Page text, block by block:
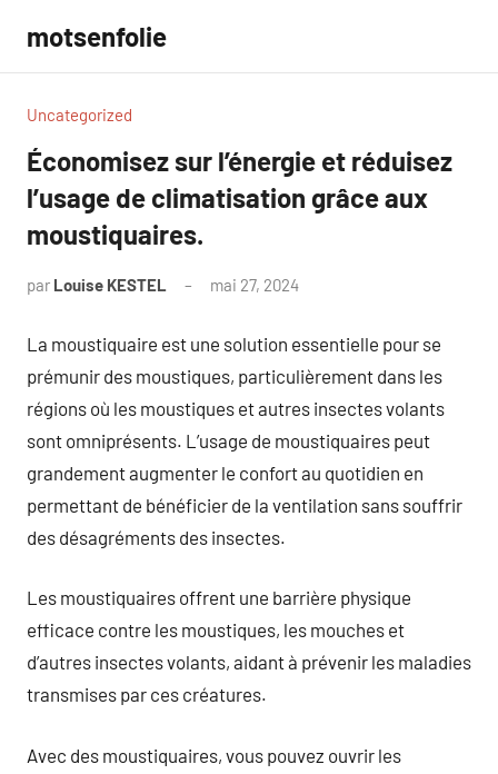
contenu
motsenfolie
Uncategorized
Économisez sur l’énergie et réduisez
l’usage de climatisation grâce aux
moustiquaires.
par Louise KESTEL mai 27, 2024
La moustiquaire est une solution essentielle pour se
prémunir des moustiques, particulièrement dans les
régions où les moustiques et autres insectes volants
sont omniprésents. L’usage de moustiquaires peut
grandement augmenter le confort au quotidien en
permettant de bénéficier de la ventilation sans souffrir
des désagréments des insectes.
Les moustiquaires offrent une barrière physique
efficace contre les moustiques, les mouches et
d’autres insectes volants, aidant à prévenir les maladies
transmises par ces créatures.
Avec des moustiquaires, vous pouvez ouvrir les